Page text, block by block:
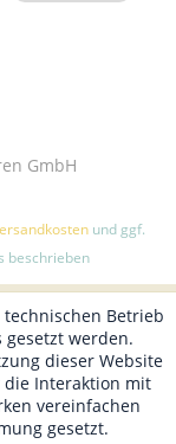
GmbH
und ggf.
beschrieben
Betrieb
werden.
dieser Website
Interaktion mit
vereinfachen
gesetzt.